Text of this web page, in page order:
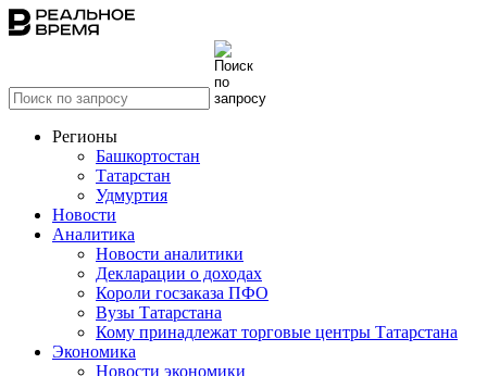
Регионы
Башкортостан
Татарстан
Удмуртия
Новости
Аналитика
Новости аналитики
Декларации о доходах
Короли госзаказа ПФО
Вузы Татарстана
Кому принадлежат торговые центры Татарстана
Экономика
Новости экономики